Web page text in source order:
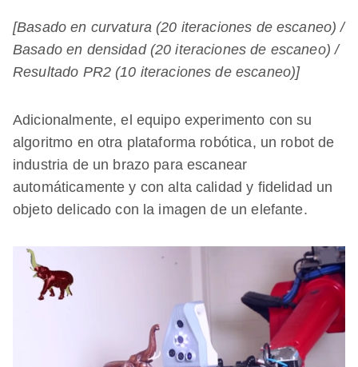
[Basado en curvatura (20 iteraciones de escaneo) /
Basado en densidad (20 iteraciones de escaneo) /
Resultado PR2 (10 iteraciones de escaneo)]
Adicionalmente, el equipo experimento con su
algoritmo en otra plataforma robótica, un robot de
industria de un brazo para escanear
automáticamente y con alta calidad y fidelidad un
objeto delicado con la imagen de un elefante.